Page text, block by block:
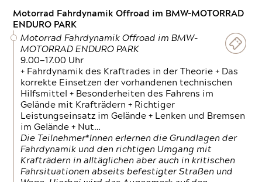
Motorrad Fahrdynamik Offroad im BMW-MOTORRAD
ENDURO PARK
Motorrad Fahrdynamik Offroad im BMW-
MOTORRAD ENDURO PARK
9.00—17.00 Uhr
+ Fahrdynamik des Kraftrades in der Theorie + Das
korrekte Einsetzen der vorhandenen technischen
Hilfsmittel + Besonderheiten des Fahrens im
Gelände mit Krafträdern + Richtiger
Leistungseinsatz im Gelände + Lenken und Bremsen
im Gelände + Nut…
Die Teilnehmer*Innen erlernen die Grundlagen der
Fahrdynamik und den richtigen Umgang mit
Krafträdern in alltäglichen aber auch in kritischen
Fahrsituationen abseits befestigter Straßen und